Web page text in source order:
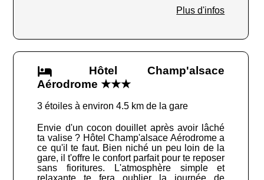
Plus d'infos
Hôtel Champ'alsace
Aérodrome ★★★
3 étoiles à environ 4.5 km de la gare
Envie d'un cocon douillet après avoir lâché
ta valise ? Hôtel Champ'alsace Aérodrome a
ce qu'il te faut. Bien niché un peu loin de la
gare, il t'offre le confort parfait pour te reposer
sans fioritures. L'atmosphère simple et